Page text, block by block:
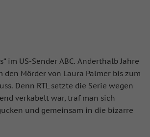
im US-Sender ABC. Anderthalb Jahre
den Mörder von Laura Palmer bis zum
Denn RTL setzte die Serie wegen
verkabelt war, traf man sich
und gemeinsam in die bizarre